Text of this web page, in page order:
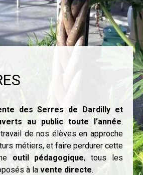
des Serres de Dardilly et
au public toute l’année.
de nos élèves en approche
métiers, et faire perdurer cette
outil pédagogique, tous les
à la vente directe.